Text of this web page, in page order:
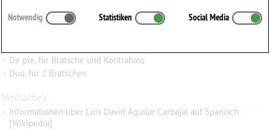
Luis DavidAguilar Carbajal
∗ 09.07.1950 inLima, Peru
• De pie, für Bratsche und Kontrabass
• Duo, für 2 Bratschen
Mediathek
• Informationen über Luis David Aguilar Carbajal auf Spanisch
[Wikipedia]
Notwendig Statistiken Social Media